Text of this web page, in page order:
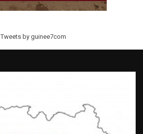
Tweets by guinee7com